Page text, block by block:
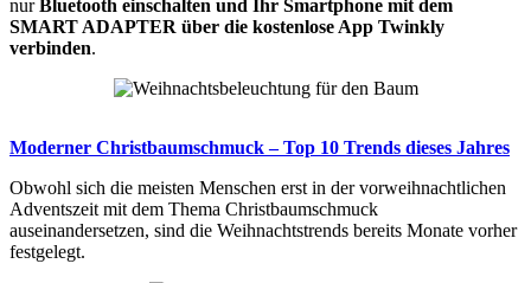
nurBluetooth einschalten und Ihr Smartphone mit dem
SMART ADAPTER über die kostenlose App Twinkly
verbinden.
Moderner Christbaumschmuck – Top 10 Trends dieses Jahres
Obwohl sich die meisten Menschen erst in der vorweihnachtlichen
Adventszeit mit dem Thema Christbaumschmuck
auseinandersetzen, sind die Weihnachtstrends bereits Monate vorher
festgelegt.